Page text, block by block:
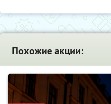
Похожие акции: